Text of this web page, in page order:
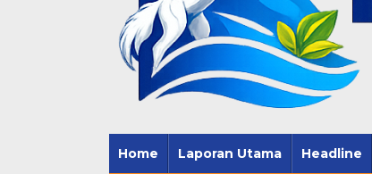
Home Laporan Utama Headline